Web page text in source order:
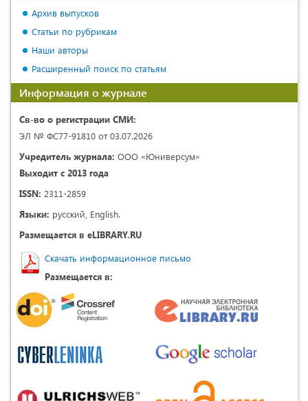
Архив выпусков
Статьи по рубрикам
Наши авторы
Расширенный поиск по статьям
Информация о журнале
Св-во о регистрации СМИ:
ЭЛ № ФС77-91810 от 03.07.2026
Учредитель журнала: ООО «Юниверсум»
Выходит с 2013 года
ISSN: 2311-2859
Языки: русский, English.
Размещается в eLIBRARY.RU
Скачать информационное письмо
Размещается в: